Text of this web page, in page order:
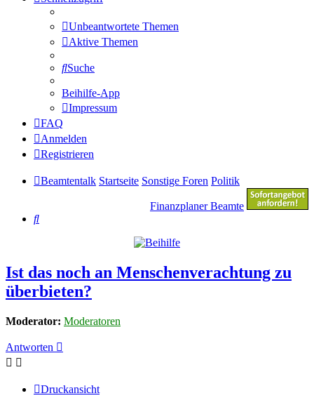
Unbeantwortete Themen
Aktive Themen
Suche
Beihilfe-App
Impressum
FAQ
Anmelden
Registrieren
Beamtentalk Startseite Sonstige Foren Politik
Finanzplaner Beamte
Suche
Ist das noch an Menschenverachtung zu
überbieten?
Moderator: Moderatoren
Antworten
Druckansicht